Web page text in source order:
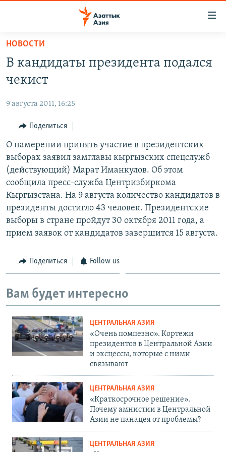
Вернуться
основному
содержанию
навигации
Вернутся
поиску
УЗБЕКИСТАН
ТАДЖИКИСТАН
НОВОСТИ
НА ДРУГИХ ЯЗЫКАХ
ҚАЗАҚША
КЫРГЫЗЧА
ЎЗБЕКЧА
ТОҶИКӢ
TÜRKMENÇE
Все сайты РСЕ/РС
НОВОСТИ
В кандидаты президента подался
чекист
9 августа 2011, 16:25
Поделиться
О намерении принять участие в президентских
выборах заявил замглавы кыргызских спецслужб
(действующий) Марат Иманкулов. Об этом
сообщила пресс-служба Центризбиркома
Кыргызстана. На 9 августа количество кандидатов в
президенты достигло 43 человек. Президентские
выборы в стране пройдут 30 октября 2011 года, а
прием заявок от кандидатов завершится 15 августа.
Поделиться Follow us
Вам будет интересно
ЦЕНТРАЛЬНАЯ АЗИЯ
«Очень помпезно». Кортежи
президентов в Центральной Азии
и эксцессы, которые с ними
связывают
ЦЕНТРАЛЬНАЯ АЗИЯ
«Краткосрочное решение».
Почему амнистии в Центральной
Азии не панацея от проблемы?
ЦЕНТРАЛЬНАЯ АЗИЯ